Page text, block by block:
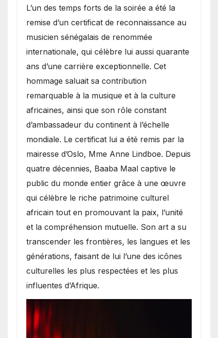
​L’un des temps forts de la soirée a été la
remise d’un certificat de reconnaissance au
musicien sénégalais de renommée
internationale, qui célèbre lui aussi quarante
ans d’une carrière exceptionnelle. Cet
hommage saluait sa contribution
remarquable à la musique et à la culture
africaines, ainsi que son rôle constant
d’ambassadeur du continent à l’échelle
mondiale. Le certificat lui a été remis par la
mairesse d’Oslo, Mme Anne Lindboe. Depuis
quatre décennies, Baaba Maal captive le
public du monde entier grâce à une œuvre
qui célèbre le riche patrimoine culturel
africain tout en promouvant la paix, l’unité
et la compréhension mutuelle. Son art a su
transcender les frontières, les langues et les
générations, faisant de lui l’une des icônes
culturelles les plus respectées et les plus
influentes d’Afrique.